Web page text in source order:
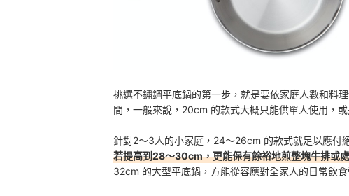
挑選不鏽鋼平底鍋的第一步，就是要依家庭人數和料
間，一般來說，20cm 的款式大概只能供單人使用，
針對2～3人的小家庭，24～26cm 的款式就足以應付
若提高到28～30cm，更能保有餘裕地煎整塊牛排或
32cm 的大型平底鍋，方能從容應對全家人的日常飲食